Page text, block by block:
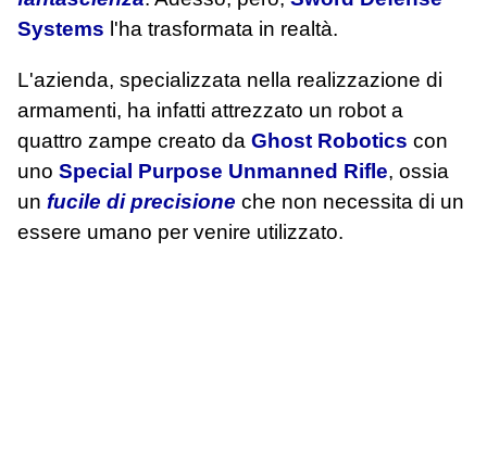
Systems l'ha trasformata in realtà.
L'azienda, specializzata nella realizzazione di
armamenti, ha infatti attrezzato un robot a
quattro zampe creato da Ghost Robotics con
uno Special Purpose Unmanned Rifle, ossia
un fucile di precisione che non necessita di un
essere umano per venire utilizzato.